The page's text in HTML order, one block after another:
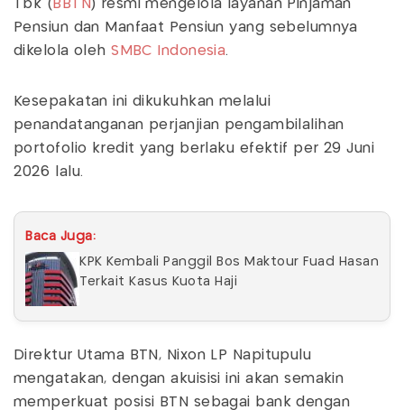
Tbk ( BBTN ) resmi mengelola layanan Pinjaman
Pensiun dan Manfaat Pensiun yang sebelumnya
dikelola oleh SMBC Indonesia.
Kesepakatan ini dikukuhkan melalui
penandatanganan perjanjian pengambilalihan
portofolio kredit yang berlaku efektif per 29 Juni
2026 lalu.
Baca Juga:
KPK Kembali Panggil Bos Maktour Fuad Hasan
Terkait Kasus Kuota Haji
Direktur Utama BTN, Nixon LP Napitupulu
mengatakan, dengan akuisisi ini akan semakin
memperkuat posisi BTN sebagai bank dengan